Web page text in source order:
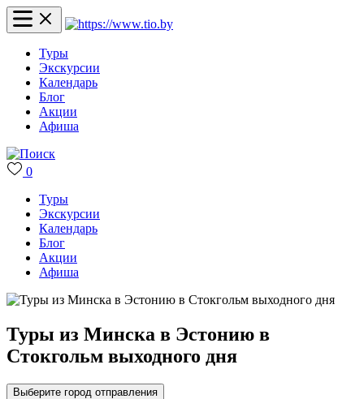
Туры
Экскурсии
Календарь
Блог
Акции
Афиша
0
Туры
Экскурсии
Календарь
Блог
Акции
Афиша
Туры из Минска в Эстонию в
Стокгольм выходного дня
Выберите город отправления